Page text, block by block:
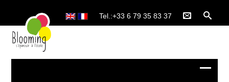
Tel.:+33 6 79 35 83 37